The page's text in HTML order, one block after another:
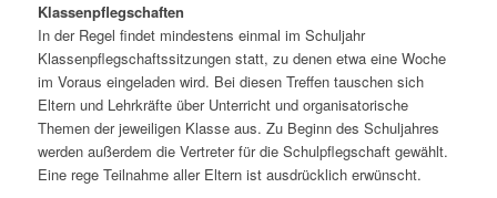
Klassenpflegschaften
In der Regel findet mindestens einmal im Schuljahr
Klassenpflegschaftssitzungen statt, zu denen etwa eine Woche
im Voraus eingeladen wird. Bei diesen Treffen tauschen sich
Eltern und Lehrkräfte über Unterricht und organisatorische
Themen der jeweiligen Klasse aus. Zu Beginn des Schuljahres
werden außerdem die Vertreter für die Schulpflegschaft gewählt.
Eine rege Teilnahme aller Eltern ist ausdrücklich erwünscht.